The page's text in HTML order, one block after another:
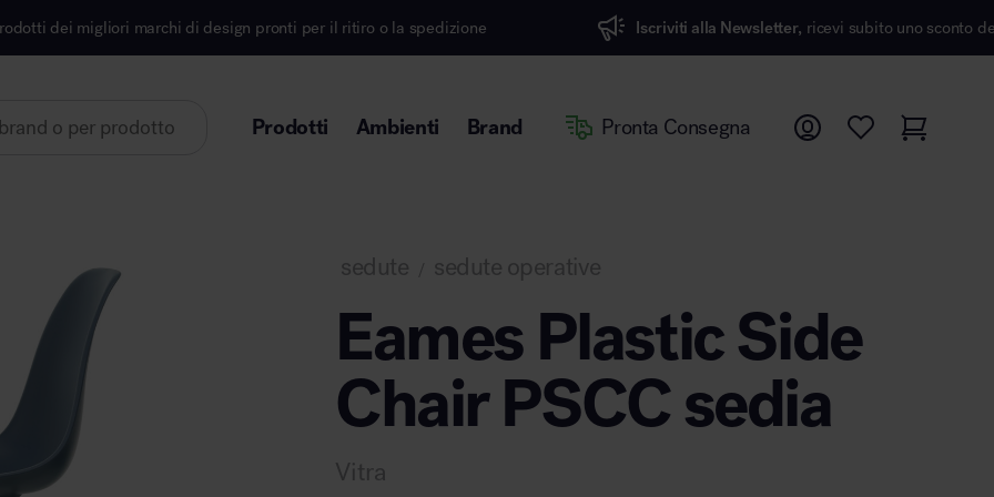
di design pronti per il ritiro o la spedizione Iscriviti alla Newsletter, ricevi subito uno sconto del 7%
Prodotti Ambienti Brand Pronta Consegna
Area direzionale
sedute sedute operative
Eames Plastic Side
Chair PSCC sedia
Vitra